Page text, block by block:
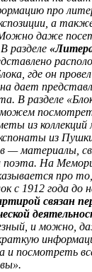
про
а
даже
разделе
где он провел
дает
В разделе
из коллекций
из
— материалы,
поэта. На
про
с 1912 года до
связан
и можно,
и посмотреть